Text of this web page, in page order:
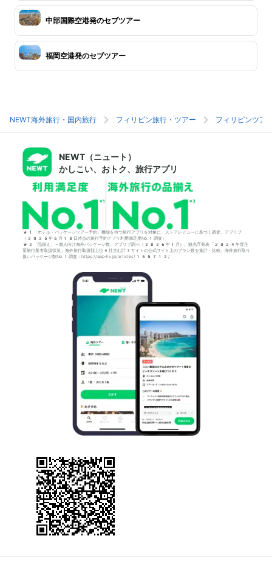
中部国際空港発のセブツアー
福岡空港発のセブツアー
NEWT海外旅行・国内旅行 フィリピン旅行・ツアー フィリピンツア
NEWT（ニュート）
かしこい、おトク、旅行アプリ
*1「ホテル・パッケージツアー予約」機能を持つ旅行アプリを対象に、ストアレビューに基づく調査。アプリブ
（2025年6月18日時点の旅行予約アプリ利用満足度No.1調査）
*2「品揃え」＝個人向け海外パッケージ数。アプリブ調べ（2026年1月）。観光庁発表「2024年度主
要旅行業者取扱状況」海外旅行取扱額上位4社含む計7サイトの公式サイト上のプラン数を集計・比較。海外旅行取り
扱いパッケージ数No.1調査：https://app-liv.jp/articles/155712/